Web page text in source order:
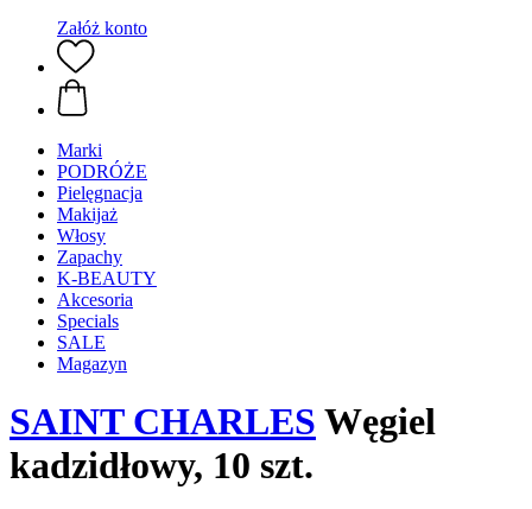
Załóż konto
Marki
PODRÓŻE
Pielęgnacja
Makijaż
Włosy
Zapachy
K-BEAUTY
Akcesoria
Specials
SALE
Magazyn
SAINT CHARLES Węgiel
kadzidłowy, 10 szt.